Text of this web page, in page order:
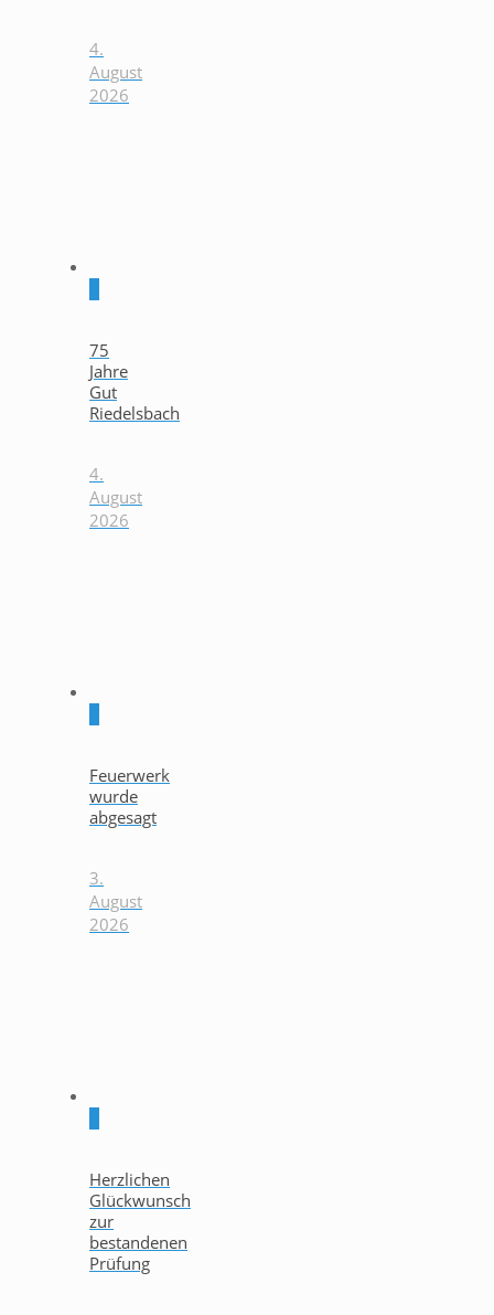
4.
August
2026
75
Jahre
Gut
Riedelsbach
4.
August
2026
Feuerwerk
wurde
abgesagt
3.
August
2026
Herzlichen
Glückwunsch
zur
bestandenen
Prüfung